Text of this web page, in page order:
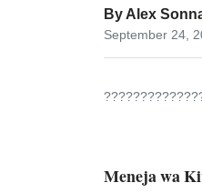
By Alex
September 24,
Meneja wa